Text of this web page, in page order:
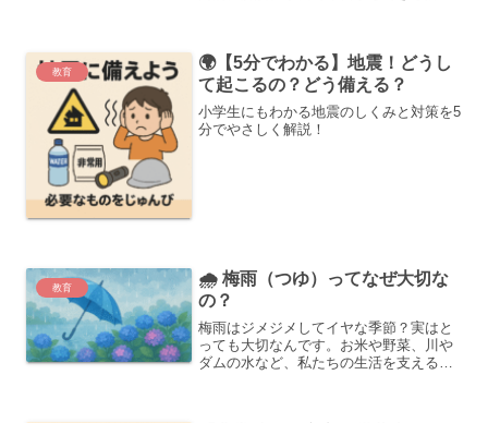
教育
🌍【5分でわかる】地震！どうし
て起こるの？どう備える？
小学生にもわかる地震のしくみと対策を5
分でやさしく解説！
教育
🌧️ 梅雨（つゆ）ってなぜ大切な
の？
梅雨はジメジメしてイヤな季節？実はと
っても大切なんです。お米や野菜、川や
ダムの水など、私たちの生活を支える雨